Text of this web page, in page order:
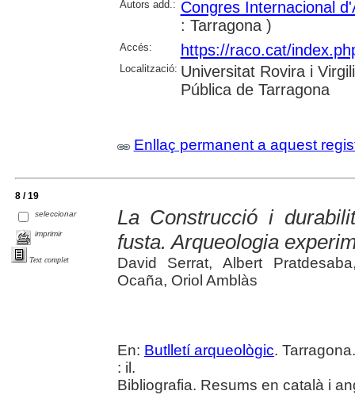
Autors add.: Congres Internacional
: Tarragona )
Accés: https://raco.cat/
Localització: Universitat Rovira i
Pública de Tarragona
Enllaç permanent a aquest
8 / 19
seleccionar
imprimir
Text complet
La Construcció i
fusta. Arqueologia
David Serrat, Albert
Ocaña, Oriol Amblàs
En: Butlletí arqueològic.
: il.
Bibliografia. Resums en català i